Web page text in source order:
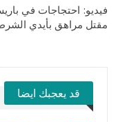
فيديو: احتجاجات في
مقتل مراهق بأيدي
قد يعجبك ايضا